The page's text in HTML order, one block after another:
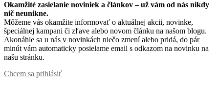
Okamžité zasielanie noviniek a článkov – už vám od nás nikdy
nič neunikne.
Môžeme vás okamžite informovať o aktuálnej akcii, novinke,
špeciálnej kampani či zľave alebo novom článku na našom blogu.
Akonáhle sa u nás v novinkách niečo zmení alebo pridá, do pár
minút vám automaticky posielame email s odkazom na novinku na
našu stránku.
Chcem sa prihlásiť